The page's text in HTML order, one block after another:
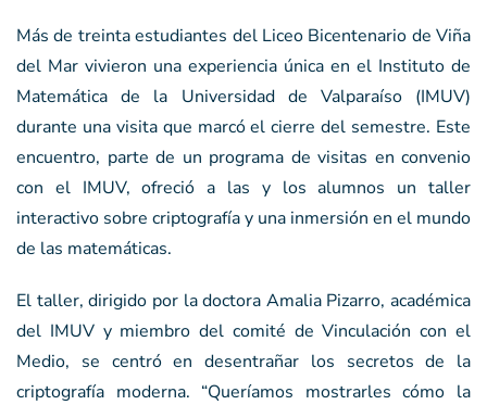
Más de treinta estudiantes del Liceo Bicentenario de Viña
del Mar vivieron una experiencia única en el Instituto de
Matemática de la Universidad de Valparaíso (IMUV)
durante una visita que marcó el cierre del semestre. Este
encuentro, parte de un programa de visitas en convenio
con el IMUV, ofreció a las y los alumnos un taller
interactivo sobre criptografía y una inmersión en el mundo
de las matemáticas.
El taller, dirigido por la doctora Amalia Pizarro, académica
del IMUV y miembro del comité de Vinculación con el
Medio, se centró en desentrañar los secretos de la
criptografía moderna. “Queríamos mostrarles cómo la